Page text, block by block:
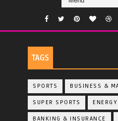
TAGS
SPORTS BUSINESS &
SUPER SPORTS ENERGY
BANKING & INSURANCE